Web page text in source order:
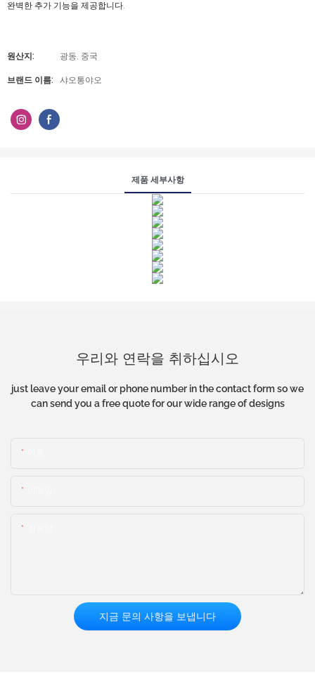
완벽한 추가 기능을 제공합니다.
원산지: 광동, 중국
브랜드 이름: 샤오통야오
제품 세부사항
우리와 연락을 취하십시오
just leave your email or phone number in the contact form so we
can send you a free quote for our wide range of designs
지금 문의 사항을 보냅니다